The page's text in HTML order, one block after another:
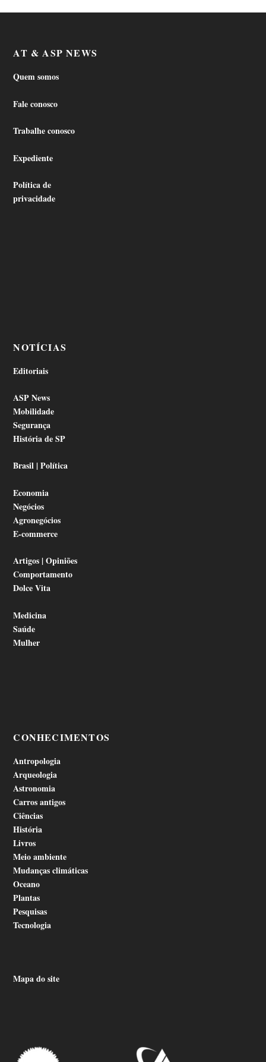
AT & ASP NEWS
Quem somos
Fale conosco
Trabalhe conosco
Expediente
Política de
privacidade
NOTÍCIAS
Editoriais
ASP News
Mobilidade
Segurança
História de SP
Brasil | Política
Economia
Negócios
Agronegócios
E-commerce
Artigos | Opiniões
Comportamento
Dolce Vita
Medicina
Saúde
Mulher
CONHECIMENTOS
Antropologia
Arqueologia
Astronomia
Carros antigos
Ciências
História
Livros
Meio ambiente
Mudanças climáticas
Oceano
Plantas
Pesquisas
Tecnologia
Mapa do site